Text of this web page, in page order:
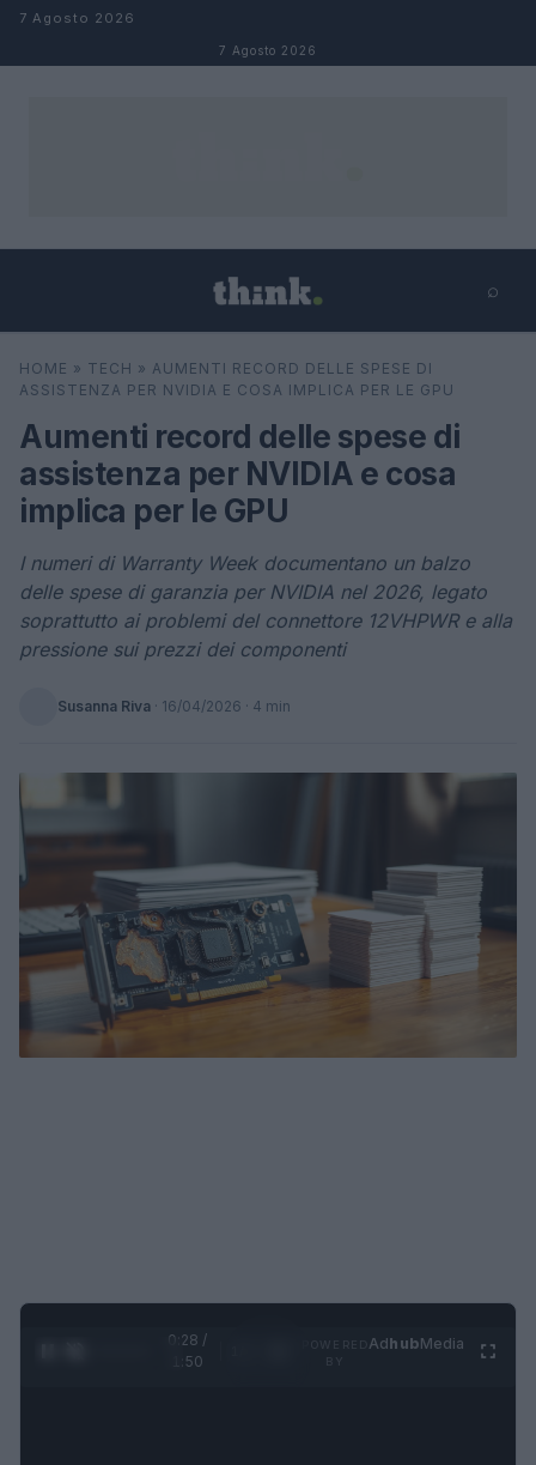
Salta al contenuto
7 Agosto 2026
7 Agosto 2026
⌕
Cerca
HOME » TECH » AUMENTI RECORD DELLE SPESE DI
ASSISTENZA PER NVIDIA E COSA IMPLICA PER LE GPU
Aumenti record delle spese di
assistenza per NVIDIA e cosa
implica per le GPU
I numeri di Warranty Week documentano un balzo
delle spese di garanzia per NVIDIA nel 2026, legato
soprattutto ai problemi del connettore 12VHPWR e alla
pressione sui prezzi dei componenti
Susanna Riva · 16/04/2026 · 4 min
0:29 /
1:50
AdhubMedia